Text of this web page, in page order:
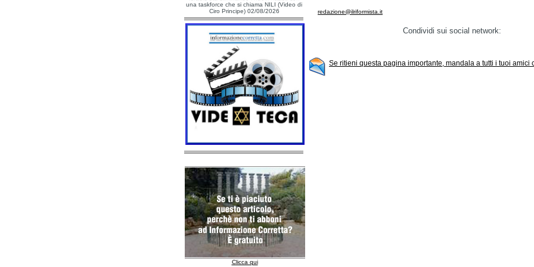
una taskforce che si chiama NILI (Video di
Ciro Principe) 02/08/2026
Clicca qui
redazione@ilriformista.it
Condividi sui social network:
Se ritieni questa pagina importante, mandala a tutti i tuoi amici